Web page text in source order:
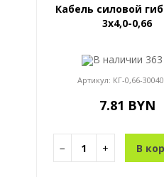
Кабель силовой
3x4,0-0,66
В наличии
Артикул: КГ-0,66-
7.81 BYN
− + В